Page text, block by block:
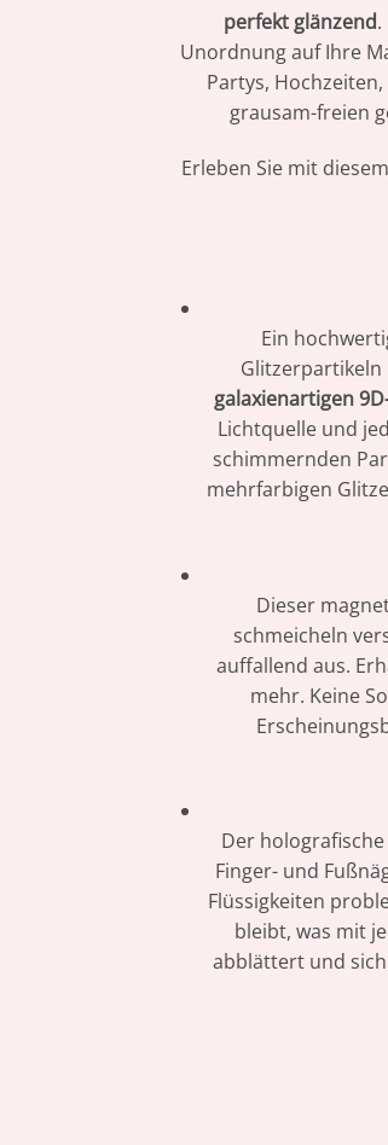
perfekt glänzend
Unordnung auf Ihre
Partys,
grausam-freien
Erleben Sie mit
Ein
Glitzerpartikeln
galaxienartigen
Lichtquelle und
schimmernden
mehrfarbigen
Dieser
schmeicheln
auffallend aus.
mehr. Keine
Der
Finger- und
Flüssigkeiten
bleibt, was mit
abblättert und